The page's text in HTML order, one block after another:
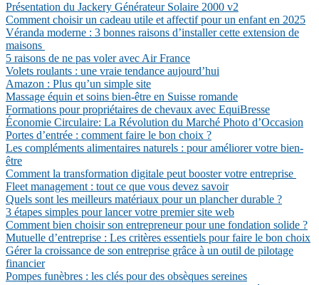
Présentation du Jackery Générateur Solaire 2000 v2
Comment choisir un cadeau utile et affectif pour un enfant en 2025
Véranda moderne : 3 bonnes raisons d’installer cette extension de
maisons
5 raisons de ne pas voler avec Air France
Volets roulants : une vraie tendance aujourd’hui
Amazon : Plus qu’un simple site
Massage équin et soins bien-être en Suisse romande
Formations pour propriétaires de chevaux avec EquiBresse
Économie Circulaire: La Révolution du Marché Photo d’Occasion
Portes d’entrée : comment faire le bon choix ?
Les compléments alimentaires naturels : pour améliorer votre bien-
être
Comment la transformation digitale peut booster votre entreprise
Fleet management : tout ce que vous devez savoir
Quels sont les meilleurs matériaux pour un plancher durable ?
3 étapes simples pour lancer votre premier site web
Comment bien choisir son entrepreneur pour une fondation solide ?
Mutuelle d’entreprise : Les critères essentiels pour faire le bon choix
Gérer la croissance de son entreprise grâce à un outil de pilotage
financier
Pompes funèbres : les clés pour des obsèques sereines